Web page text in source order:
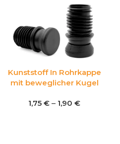
Kunststoff In Rohrkappe
mit beweglicher Kugel
1,75 € – 1,90 €